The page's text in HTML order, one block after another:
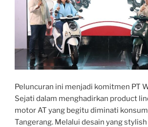
Peluncuran ini menjadi komitmen PT
Sejati dalam menghadirkan product
motor AT yang begitu diminati
Tangerang. Melalui desain yang